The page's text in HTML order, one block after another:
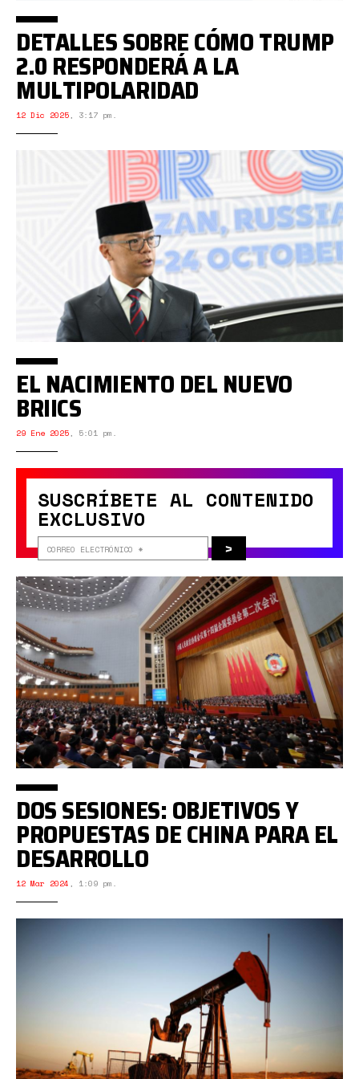
DETALLES SOBRE CÓMO TRUMP
2.0 RESPONDERÁ A LA
MULTIPOLARIDAD
12 Dic 2025, 3:17 pm.
SUSCRÍBETE AL CONTENIDO
EXCLUSIVO
>
EL NACIMIENTO DEL NUEVO
BRIICS
29 Ene 2025, 5:01 pm.
DOS SESIONES: OBJETIVOS Y
PROPUESTAS DE CHINA PARA EL
DESARROLLO
12 Mar 2024 , 1:09 pm.